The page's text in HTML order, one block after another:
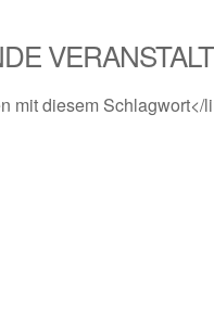
mit diesem Schlagwort</